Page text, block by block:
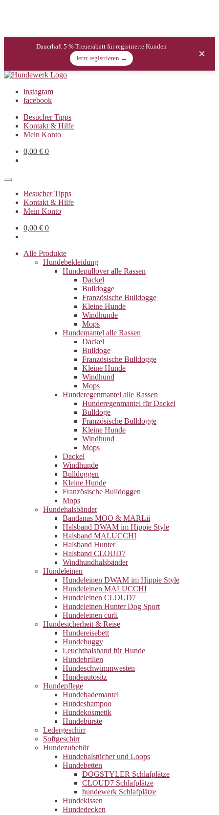
Dauerhaft 5 % Treuerabatt für registrierte Kunden
Jetzt registrieren →
×
instagram
facebook
Besucher Tipps
Kontakt & Hilfe
Mein Konto
0,00 € 0
Besucher Tipps
Kontakt & Hilfe
Mein Konto
0,00 € 0
Alle Produkte
Hundebekleidung
Hundepullover alle Rassen
Dackel
Bulldogge
Französische Bulldogge
Kleine Hunde
Windhunde
Mops
Hundemantel alle Rassen
Dackel
Bulldoge
Französische Bulldogge
Kleine Hunde
Windhund
Mops
Hunderegenman­tel alle Rassen
Hunderegenmantel für Dackel
Bulldoge
Französische Bulldogge
Kleine Hunde
Windhund
Mops
Dackel
Windhunde
Bulldoggen
Kleine Hunde
Französische Bulldoggen
Mops
Hundehalsbänder
Bandanas MOO & MARLii
Halsband DWAM im Hippie Style
Halsband MALUCCHI
Halsband Hunter
Halsband CLOUD7
Windhundhalsbänder
Hundeleinen
Hundeleinen DWAM im Hippie Style
Hundeleinen MALUCCHI
Hundeleinen CLOUD7
Hundeleinen Hunter Dog Sport
Hundeleinen curli
Hundesicherheit & Reise
Hundereisebett
Hundebuggy
Leuchthalsband für Hunde
Hundebrillen
Hundeschwimmwesten
Hundeautositz
Hundepflege
Hundebademantel
Hundeshampoo
Hundekosmetik
Hundebürste
Ledergeschirr
Softgeschirr
Hundezubehör
Hundehalstücher und Loops
Hundebetten
DOGSTYLER Schlafplätze
CLOUD7 Schlafplätze
hundewerk Schlafplätze
Hundekissen
Hundedecken